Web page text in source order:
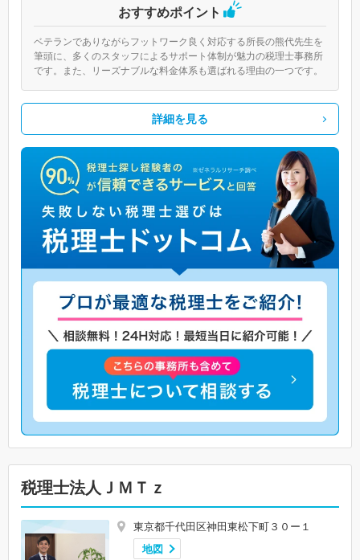
おすすめポイント
ベテランでありながらフットワーク良く対応する所長の熊代先生を
筆頭に、多くのスタッフによるサポート体制が魅力の税理士事務所
です。また、リーズナブルな料金体系も選ばれる理由の一つです。
詳細を見る
税理士法人ＪＭＴｚ
東京都千代田区神田東松下町３０ー１
地図